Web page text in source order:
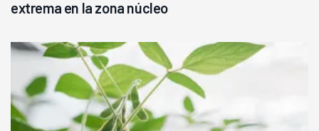
extrema en la zona núcleo